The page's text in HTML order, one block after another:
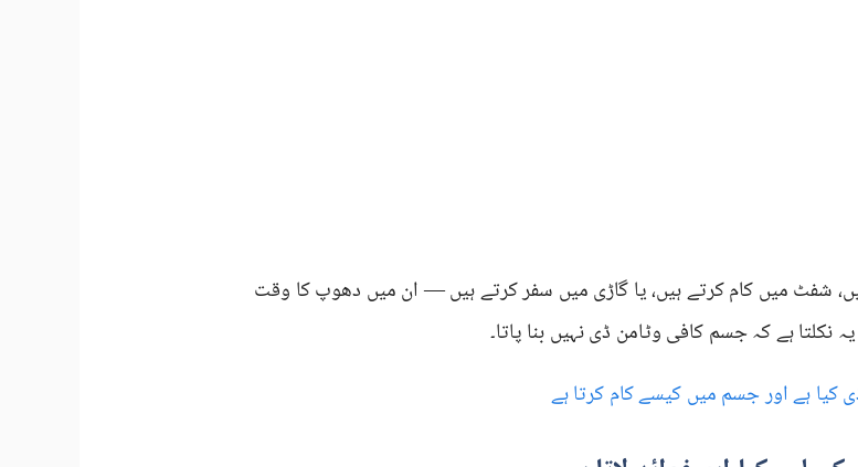
شفٹ میں کام کرتے ہیں، یا گاڑی میں سفر کرتے ہیں — ان میں دھوپ کا وقت
نکلتا ہے کہ جسم کافی وٹامن ڈی نہیں بنا پاتا۔
کیا ہے اور جسم میں کیسے کام کرتا ہے